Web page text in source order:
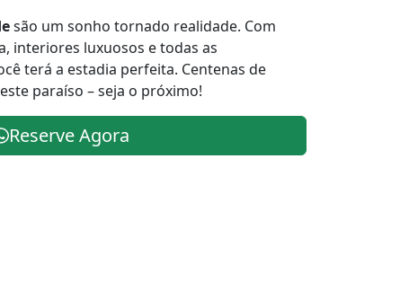
são um sonho tornado realidade. Com
interiores luxuosos e todas as
terá a estadia perfeita. Centenas de
paraíso – seja o próximo!
Reserve Agora